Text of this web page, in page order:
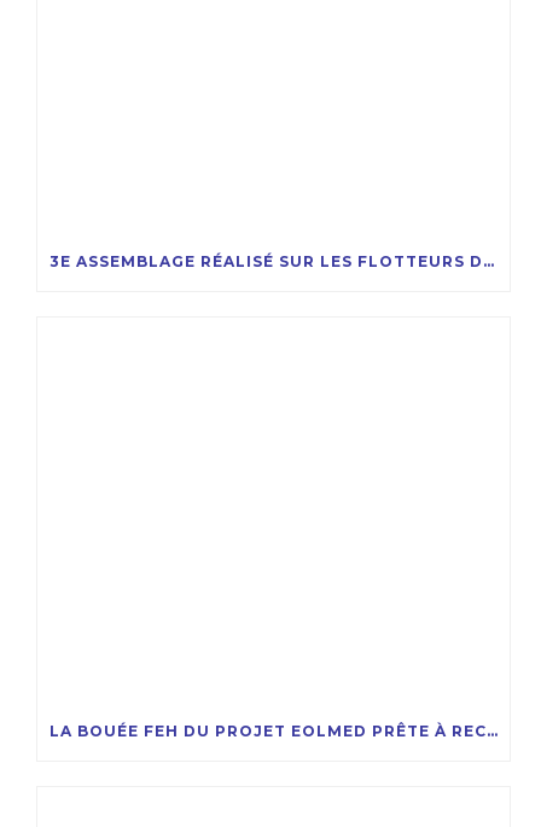
3E ASSEMBLAGE RÉALISÉ SUR LES FLOTTEURS DU PROJET EOLMED
LA BOUÉE FEH DU PROJET EOLMED PRÊTE À RECEVOIR LA COMPAGNIE DES ÉOLIENNES FLOTTANTES